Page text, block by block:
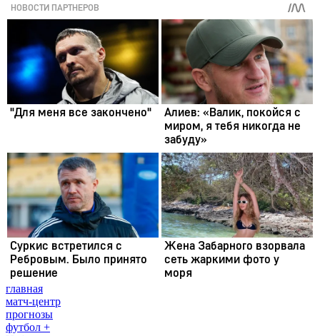
главная
матч-центр
прогнозы
футбол +